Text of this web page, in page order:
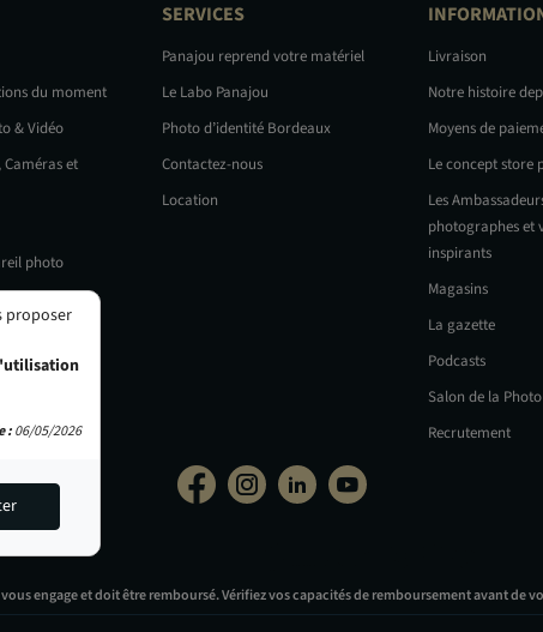
du moment
& Vidéo
et
photo
SERVICES
Panajou reprend votre matériel
Le Labo Panajou
Photo d’identité Bordeaux
Contactez-nous
Location
Livraison
Notre histoire
Moyens de
Le concept store
Les
photographes et
inspirants
Magasins
La gazette
Podcasts
Salon de la Photo
Recrutement
engage et doit être remboursé. Vérifiez vos capacités de remboursement avant de
proposer
:06/05/2026